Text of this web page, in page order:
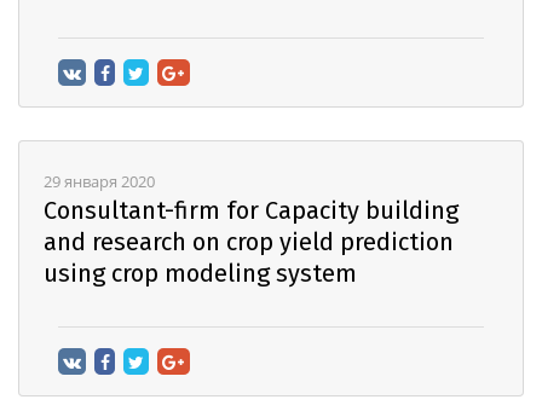
29 января 2020
Consultant-firm for Capacity building
and research on crop yield prediction
using crop modeling system